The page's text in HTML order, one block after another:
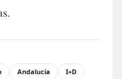
Andalucía
I+D